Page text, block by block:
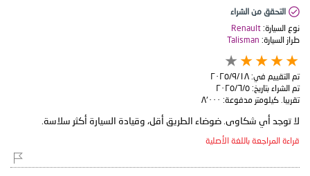
التحقق من الشراء
نوع السيارة: Renault
طراز السيارة: Talisman
تم التقييم في: ١٨‏/٩‏/٢٠٢٥
تم الشراء بتاريخ: ٥‏/٦‏/٢٠٢٥
تقريبا. كيلومتر مدفوعة: ٨٬٠٠٠
لا توجد أي شكاوى. ضوضاء الطريق أقل، وقيادة السيارة أكثر سلاسة.
قراءة المراجعة باللغة الأصلية